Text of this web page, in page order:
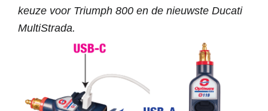
keuze voor Triumph 800 en de nieuwste Ducati
MultiStrada.